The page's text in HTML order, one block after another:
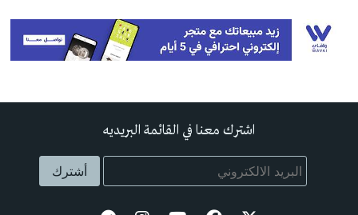
اشترك معنا في القائمة البريديه